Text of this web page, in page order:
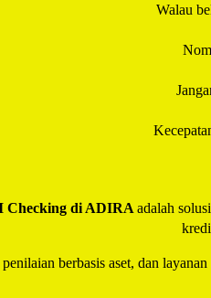
Walau
Checking di ADIRA adalah
berbasis aset, dan